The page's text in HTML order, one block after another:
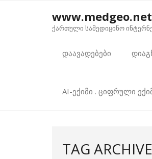
www.medgeo.net
ქართული სამედიცინო
დაავადებები
AI-ექიმი . ციფრული
TAG